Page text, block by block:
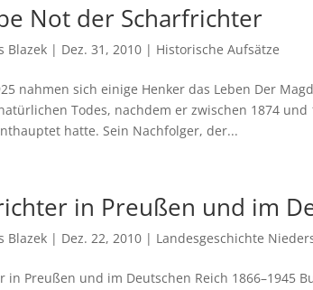
Not der Scharfrichter
Blazek | Dez. 31, 2010 | Historische Aufsätze
nahmen sich einige Henker das Leben Der
Todes, nachdem er zwischen 1874
hatte. Sein Nachfolger, der...
in Preußen und im
Blazek | Dez. 22, 2010 | Landesgeschichte
in Preußen und im Deutschen Reich 1866–1945